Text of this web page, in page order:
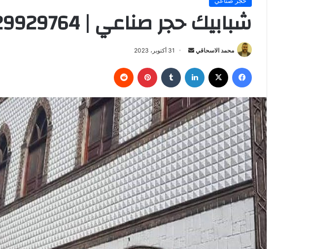
شبابيك حجر صناعي | 01129929764
محمد الاسحاقي
س
ل
ب
ر
ي
د
ا
إ
ل
ك
ت
ر
و
31 أكتوبر، 2023